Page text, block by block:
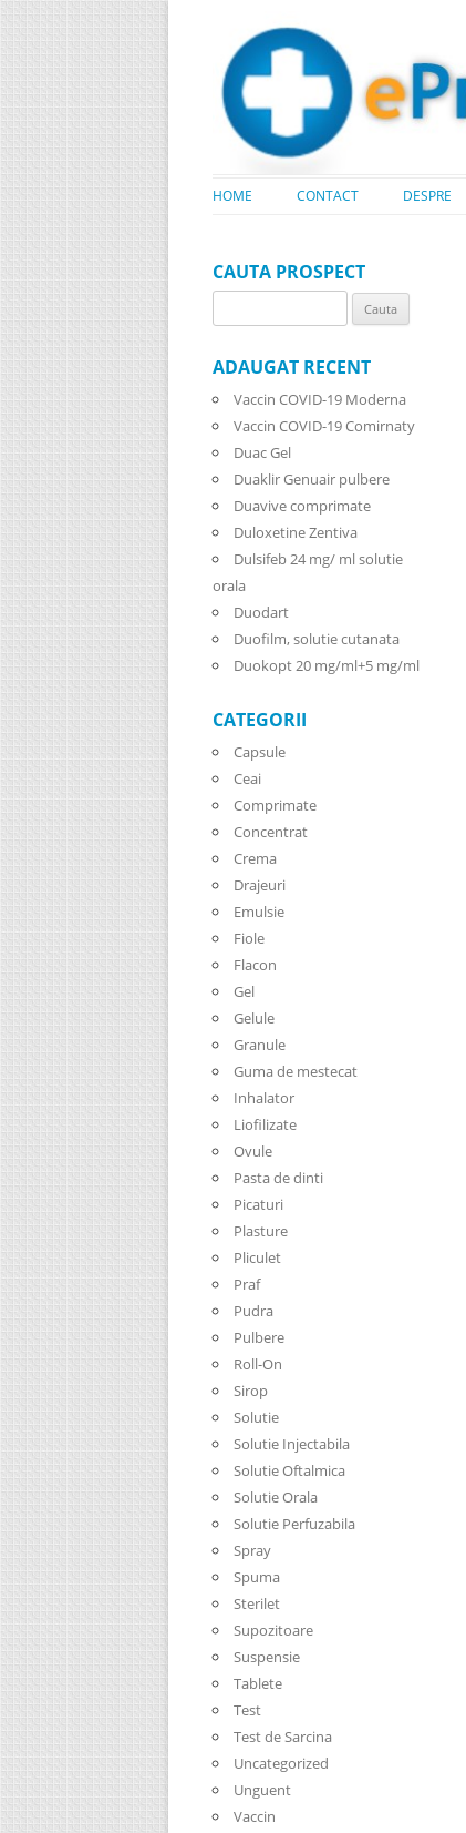
HOME CONTACT DESPRE
CAUTA PROSPECT
for:
ADAUGAT RECENT
Vaccin COVID-19 Moderna
Vaccin COVID-19 Comirnaty
Duac Gel
Duaklir Genuair pulbere
Duavive comprimate
Duloxetine Zentiva
Dulsifeb 24 mg/ ml solutie
orala
Duodart
Duofilm, solutie cutanata
Duokopt 20 mg/ml+5 mg/ml
CATEGORII
Capsule
Ceai
Comprimate
Concentrat
Crema
Drajeuri
Emulsie
Fiole
Flacon
Gel
Gelule
Granule
Guma de mestecat
Inhalator
Liofilizate
Ovule
Pasta de dinti
Picaturi
Plasture
Pliculet
Praf
Pudra
Pulbere
Roll-On
Sirop
Solutie
Solutie Injectabila
Solutie Oftalmica
Solutie Orala
Solutie Perfuzabila
Spray
Spuma
Sterilet
Supozitoare
Suspensie
Tablete
Test
Test de Sarcina
Uncategorized
Unguent
Vaccin